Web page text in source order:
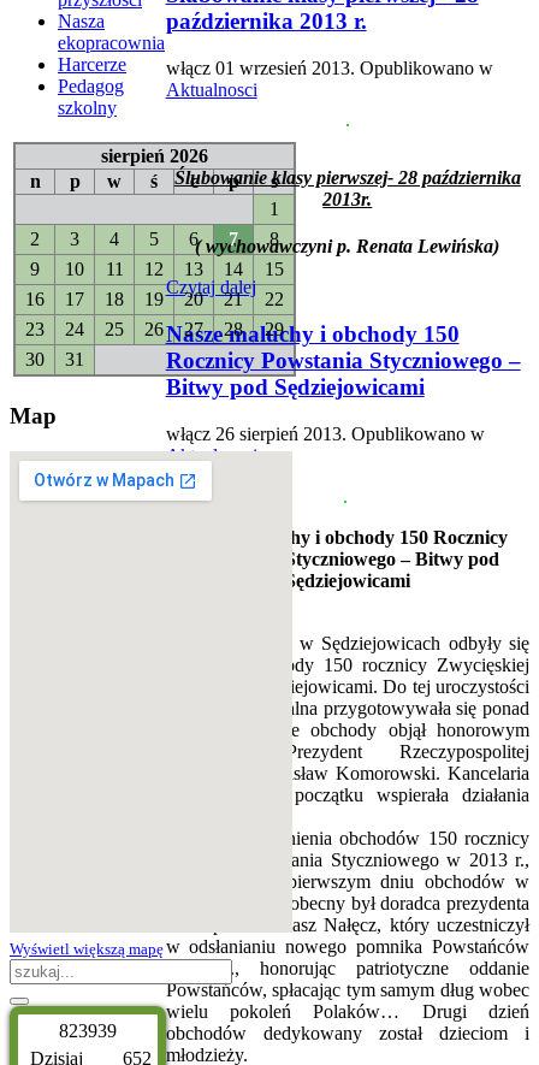
października 2013 r.
włącz 01 wrzesień 2013. Opublikowano w
Aktualnosci
Ślubowanie klasy pierwszej- 28 października
2013r.
( wychowawczyni p. Renata Lewińska)
Czytaj dalej
Nasze maluchy i obchody 150
Rocznicy Powstania Styczniowego –
Bitwy pod Sędziejowicami
włącz 26 sierpień 2013. Opublikowano w
Aktualnosci
Nasze maluchy i obchody 150 Rocznicy
Powstania Styczniowego – Bitwy pod
Sędziejowicami
24 i 25 sierpnia w Sędziejowicach odbyły się
uroczyste obchody 150 rocznicy Zwycięskiej
Bitwy pod Sędziejowicami. Do tej uroczystości
społeczność lokalna przygotowywała się ponad
dwa lata. Nasze obchody objął honorowym
patronatem Prezydent Rzeczypospolitej
Polskiej – Bronisław Komorowski. Kancelaria
Prezydenta od początku wspierała działania
w celu upamiętnienia obchodów 150 rocznicy
wybuchu Powstania Styczniowego w 2013 r.,
dlatego też w pierwszym dniu obchodów w
Sędziejowicach obecny był doradca prezydenta
RP – prof. Tomasz Nałęcz, który uczestniczył
w odsłanianiu nowego pomnika Powstańców
1863 r., honorując patriotyczne oddanie
Powstańców, spłacając tym samym dług wobec
wielu pokoleń Polaków… Drugi dzień
obchodów dedykowany został dzieciom i
młodzieży.
Nasza
ekopracownia
Harcerze
Pedagog
szkolny
sierpień 2026
n
p w ś c p
s
1
2
3 4 5 6 7
8
9
10 11 12 13 14
15
16
17 18 19 20 21
22
23
24 25 26 27 28
29
30
31
Map
Wyświetl większą mapę
823939
Dzisiaj
652